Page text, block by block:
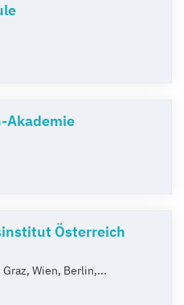
Akademie
Österreich
Wien, Berlin,...